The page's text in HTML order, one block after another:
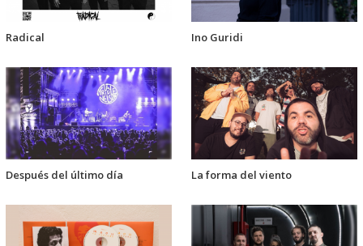
Radical Ino Guridi
Después del último día La forma del viento